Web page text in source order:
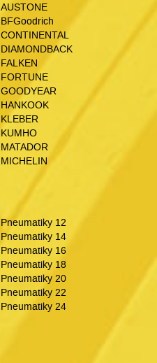
AUSTONE
BFGoodrich
CONTINENTAL
DIAMONDBACK
FALKEN
FORTUNE
GOODYEAR
HANKOOK
KLEBER
KUMHO
MATADOR
MICHELIN
Pneumatiky 12
Pneumatiky 14
Pneumatiky 16
Pneumatiky 18
Pneumatiky 20
Pneumatiky 22
Pneumatiky 24